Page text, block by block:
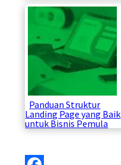
Panduan Struktur
Landing Page yang Baik
untuk Bisnis Pemula